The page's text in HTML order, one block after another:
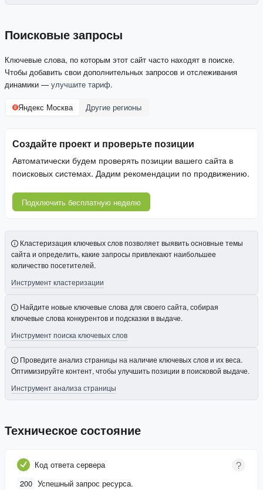
Поисковые запросы
Ключевые слова, по которым этот сайт часто находят в поиске.
Чтобы добавить свои дополнительных запросов и отслеживания
динамики — улучшите тариф.
Яндекс Москва Другие регионы
Создайте проект и проверьте позиции
Автоматически будем проверять позиции вашего сайта в
поисковых системах. Дадим рекомендации по продвижению.
Подключить бесплатную неделю
Кластеризация ключевых слов позволяет выявить основные темы
сайта и определить, какие запросы привлекают наибольшее
количество посетителей.
Инструмент кластеризации
Найдите новые ключевые слова для своего сайта, собирая
ключевые слова конкурентов и подсказки в выдаче.
Инструмент поиска ключевых слов
Проведите анализ страницы на наличие ключевых слов и их веса.
Оптимизируйте контент, чтобы улучшить позиции в поисковой выдаче.
Инструмент анализа страницы
Техническое состояние
Код ответа сервера
200 Успешный запрос ресурса.